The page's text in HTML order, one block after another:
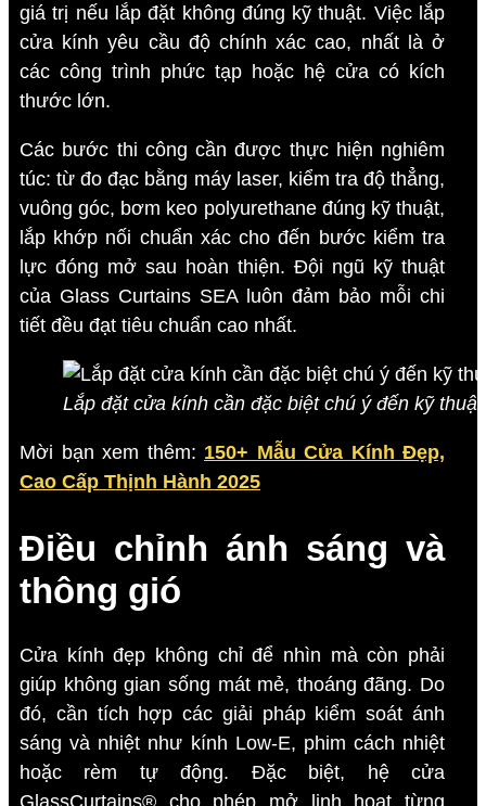
giá trị nếu lắp đặt không đúng kỹ thuật. Việc lắp
cửa kính yêu cầu độ chính xác cao, nhất là ở
các công trình phức tạp hoặc hệ cửa có kích
thước lớn.
Các bước thi công cần được thực hiện nghiêm
túc: từ đo đạc bằng máy laser, kiểm tra độ thẳng,
vuông góc, bơm keo polyurethane đúng kỹ thuật,
lắp khớp nối chuẩn xác cho đến bước kiểm tra
lực đóng mở sau hoàn thiện. Đội ngũ kỹ thuật
của Glass Curtains SEA luôn đảm bảo mỗi chi
tiết đều đạt tiêu chuẩn cao nhất.
Lắp đặt cửa kính cần đặc biệt chú ý đến kỹ thuật
Mời bạn xem thêm: 150+ Mẫu Cửa Kính Đẹp,
Cao Cấp Thịnh Hành 2025
Điều chỉnh ánh sáng và
thông gió
Cửa kính đẹp không chỉ để nhìn mà còn phải
giúp không gian sống mát mẻ, thoáng đãng. Do
đó, cần tích hợp các giải pháp kiểm soát ánh
sáng và nhiệt như kính Low-E, phim cách nhiệt
hoặc rèm tự động. Đặc biệt, hệ cửa